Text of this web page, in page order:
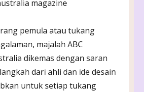
magazine
pemula atau tukang
majalah ABC
dikemas dengan saran
dari ahli dan ide desain
untuk setiap tukang